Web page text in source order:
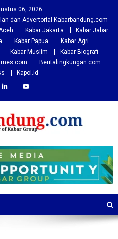
06, 2026
dan Advertorial Kabarbandung.com
Kabar Jakarta
Kabar Jabar
Kabar Papua
Kabar Agri
Kabar Muslim
Kabar Biografi
Beritalingkungan.com
Kapol.id